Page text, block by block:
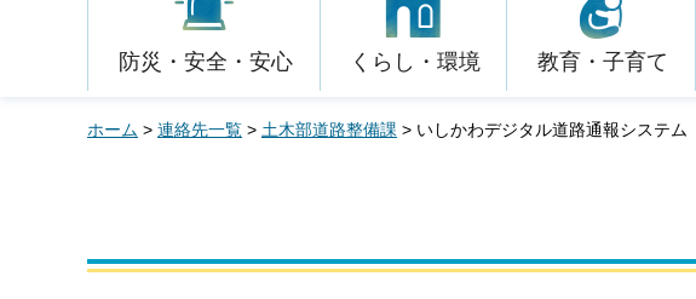
防災・安全・安心 くらし・環境 教育・子育て
ホーム > 連絡先一覧 > 土木部道路整備課 > いしかわデジタル道路通報システム